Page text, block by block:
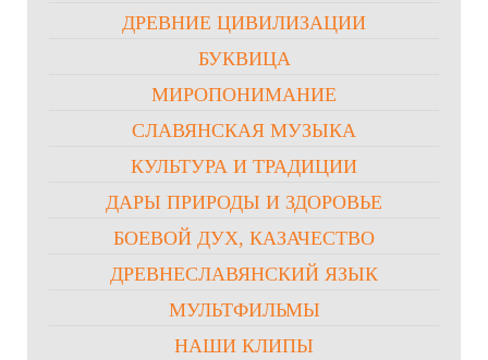
ДРЕВНИЕ ЦИВИЛИЗАЦИИ
БУКВИЦА
МИРОПОНИМАНИЕ
СЛАВЯНСКАЯ МУЗЫКА
КУЛЬТУРА И ТРАДИЦИИ
ДАРЫ ПРИРОДЫ И ЗДОРОВЬЕ
БОЕВОЙ ДУХ, КАЗАЧЕСТВО
ДРЕВНЕСЛАВЯНСКИЙ ЯЗЫК
МУЛЬТФИЛЬМЫ
НАШИ КЛИПЫ